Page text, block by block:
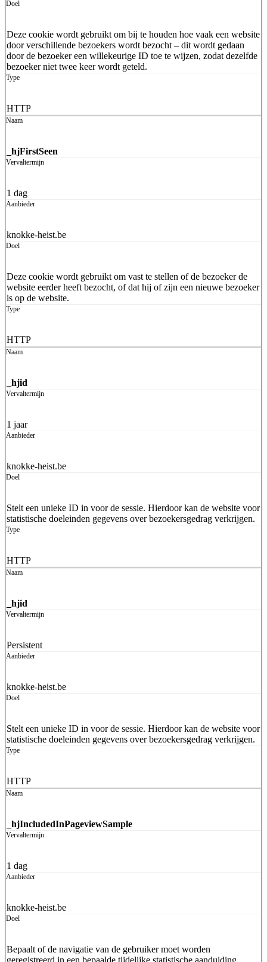
Deze cookie wordt gebruikt om bij te houden hoe vaak een website
door verschillende bezoekers wordt bezocht – dit wordt gedaan
door de bezoeker een willekeurige ID toe te wijzen, zodat dezelfde
bezoeker niet twee keer wordt geteld.
HTTP
_hjFirstSeen
1 dag
knokke-heist.be
Deze cookie wordt gebruikt om vast te stellen of de bezoeker de
website eerder heeft bezocht, of dat hij of zijn een nieuwe bezoeker
is op de website.
HTTP
_hjid
1 jaar
knokke-heist.be
Stelt een unieke ID in voor de sessie. Hierdoor kan de website voor
statistische doeleinden gegevens over bezoekersgedrag verkrijgen.
HTTP
_hjid
Persistent
knokke-heist.be
Stelt een unieke ID in voor de sessie. Hierdoor kan de website voor
statistische doeleinden gegevens over bezoekersgedrag verkrijgen.
HTTP
_hjIncludedInPageviewSample
1 dag
knokke-heist.be
Bepaalt of de navigatie van de gebruiker moet worden
geregistreerd in een bepaalde tijdelijke statistische aanduiding.